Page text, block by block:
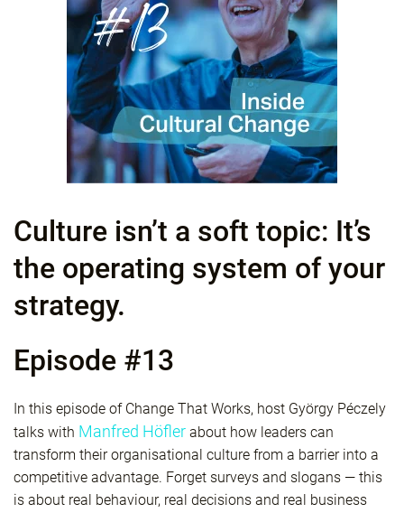
Culture isn’t a soft topic: It’s
the operating system of your
strategy.
Episode #13
In this episode of Change That Works, host György Péczely
talks with Manfred Höfler about how leaders can
transform their organisational culture from a barrier into a
competitive advantage. Forget surveys and slogans — this
is about real behaviour, real decisions and real business